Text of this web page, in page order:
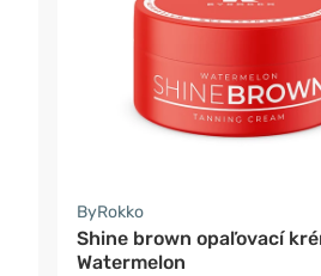
ByRokko
Shine brown opaľovací
Watermelon